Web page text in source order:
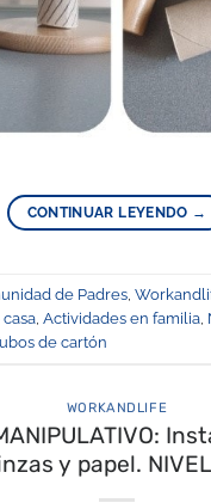
CONTINUAR LEYENDO →
de Padres
Actividades en familia
de cartón
WORKANDLIFE
y papel.